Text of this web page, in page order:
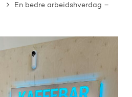
En bedre arbeidshverdag –